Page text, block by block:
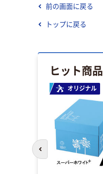
前の画面に戻る
トップに戻る
ヒット商品
オリジナル
前のスライドへ